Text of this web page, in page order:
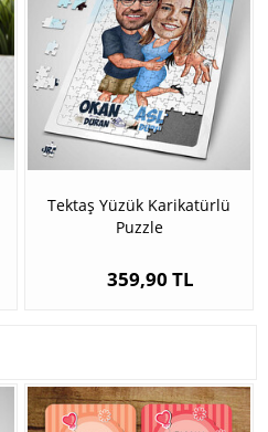
Tektaş Yüzük Karikatürlü
Puzzle
359,90 TL